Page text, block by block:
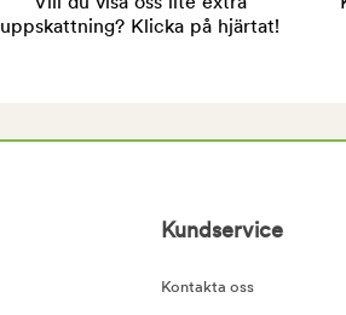
uppskattning? Klicka på hjärtat!
Kundservice
Kontakta oss